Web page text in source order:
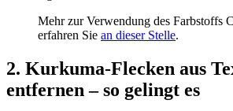
Mehr zur Verwendung des Farbstoffs
erfahren Sie an dieser Stelle.
2. Kurkuma-Flecken aus
entfernen – so gelingt es